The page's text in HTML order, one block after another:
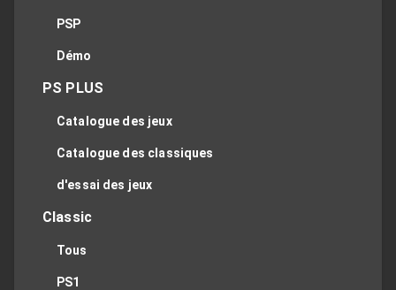
PSP
Démo
PS PLUS
Catalogue des jeux
Catalogue des classiques
d'essai des jeux
Classic
Tous
PS1